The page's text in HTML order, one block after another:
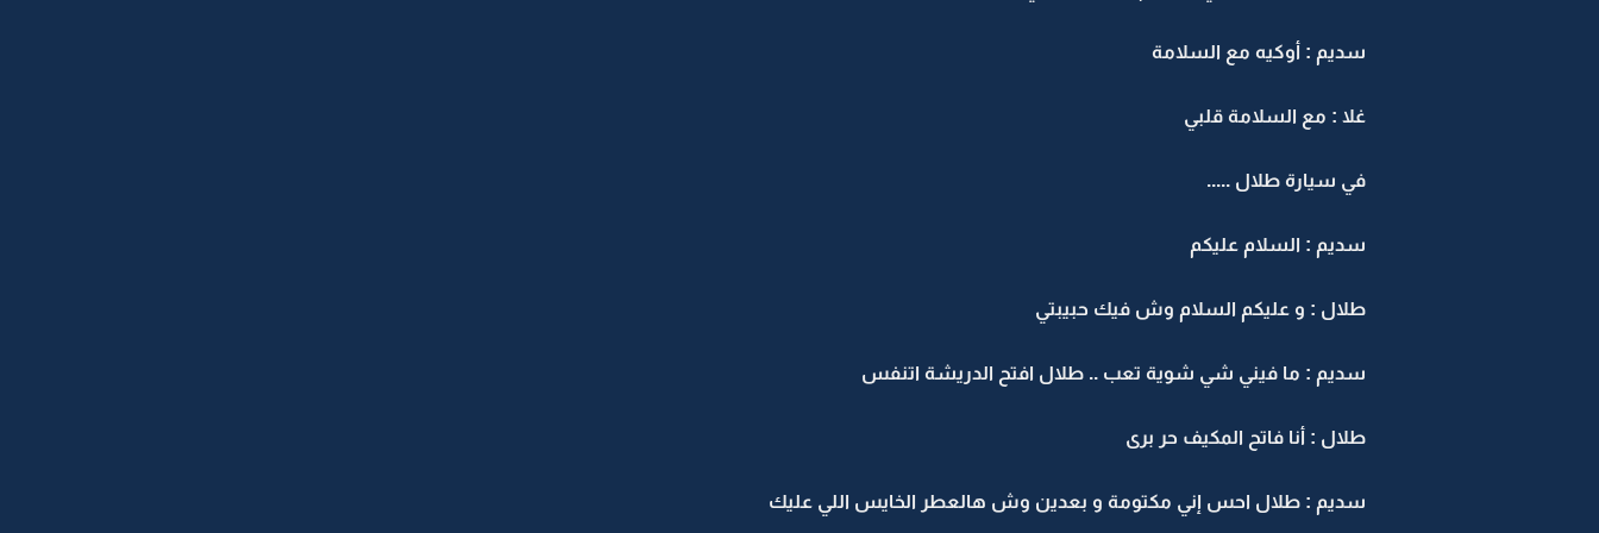
سديم : أوكيه مع السلامة
غلا : مع السلامة قلبي
في سيارة طلال .....
سديم : السلام عليكم
طلال : و عليكم السلام وش فيك حبيبتي
سديم : ما فيني شي شوية تعب .. طلال افتح الدريشة اتنفس
طلال : أنا فاتح المكيف حر برى
سديم : طلال احس إني مكتومة و بعدين وش هالعطر الخايس اللي عليك